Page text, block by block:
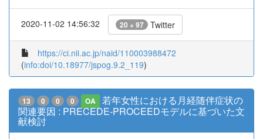
2020-11-02 14:56:32 20 + 97 Twitter
https://ci.nii.ac.jp/naid/110003988472
(info:doi/10.18977/jspog.9.2_119)
13 0 0 0 OA
若年女性における月経随伴症状の
関連要因 : PRECEDE-PROCEEDモデルに基づいた文
献検討